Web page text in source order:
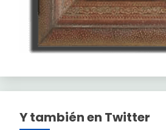
Y también en Twitter